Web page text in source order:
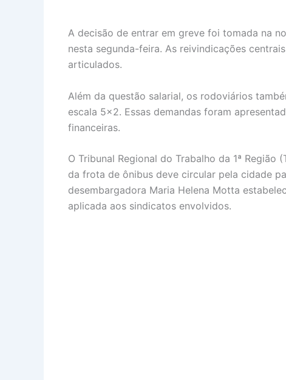
A decisão de entrar em greve foi tomada na
nesta segunda-feira. As reivindicações
articulados.
Além da questão salarial, os rodoviários
escala 5×2. Essas demandas foram
financeiras.
O Tribunal Regional do Trabalho da 1ª
da frota de ônibus deve circular pela cidade
desembargadora Maria Helena Motta
aplicada aos sindicatos envolvidos.